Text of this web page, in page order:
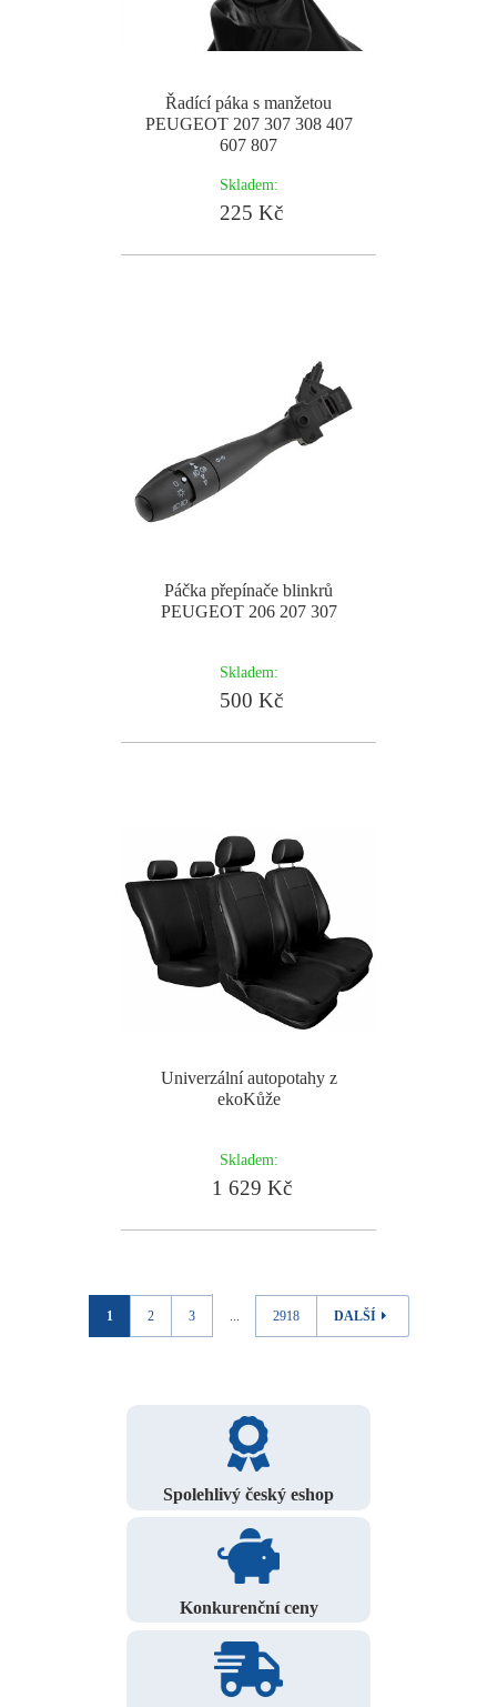
Řadící páka s manžetou
PEUGEOT 207 307 308 407
607 807
Skladem:
225 Kč
Páčka přepínače blinkrů
PEUGEOT 206 207 307
Skladem:
500 Kč
Univerzální autopotahy z
ekoKůže
Skladem:
1 629 Kč
1 2 3 ... 2918 DALŠÍ
Spolehlivý český eshop
Konkurenční ceny